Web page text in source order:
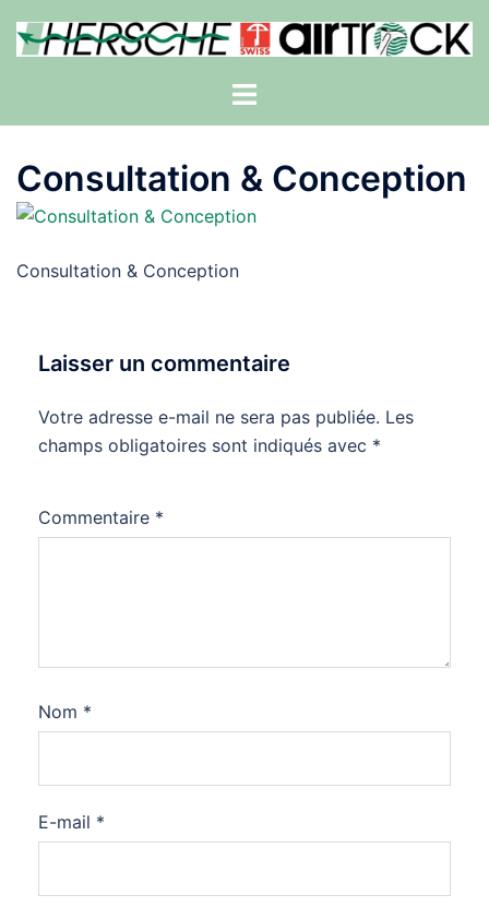
au
Ouvrir/fermer
Consultation & Conception
Consultation & Conception
Laisser un commentaire
Votre adresse e-mail ne sera pas publiée. Les
champs obligatoires sont indiqués avec *
Commentaire *
Nom *
E-mail *